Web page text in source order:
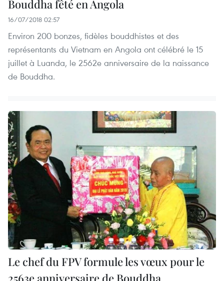
Bouddha fêté en Angola
16/07/2018 02:57
Environ 200 bonzes, fidèles bouddhistes et des
représentants du Vietnam en Angola ont célébré le 15
juillet à Luanda, le 2562e anniversaire de la naissance
de Bouddha.
Le chef du FPV formule les vœux pour le